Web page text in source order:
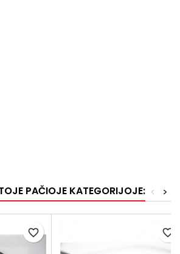
PAČIOJE KATEGORIJOJE: >
<
favorite_border favorite_border